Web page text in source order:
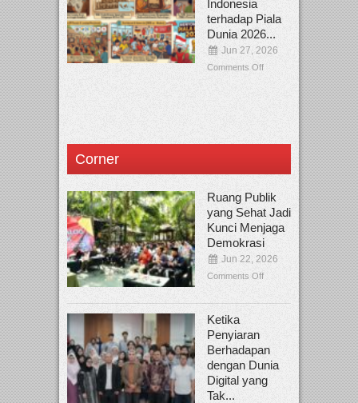
Indonesia
terhadap Piala
Dunia 2026...
Jun 27, 2026
Comments Off
Corner
Ruang Publik
yang Sehat Jadi
Kunci Menjaga
Demokrasi
Jun 22, 2026
Comments Off
Ketika
Penyiaran
Berhadapan
dengan Dunia
Digital yang
Tak...